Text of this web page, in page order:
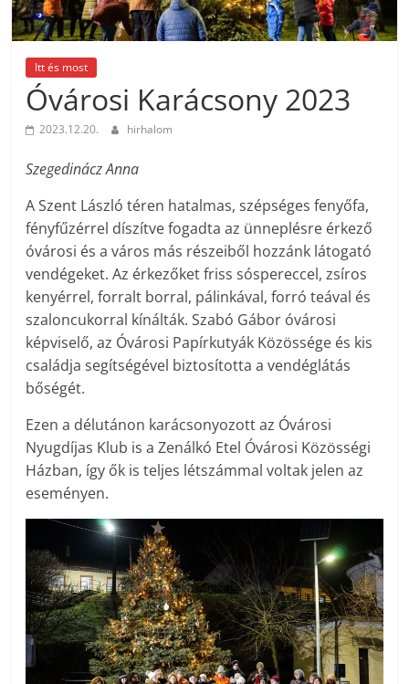
Itt és most
Óvárosi Karácsony 2023
2023.12.20. hirhalom
Szegedinácz Anna
A Szent László téren hatalmas, szépséges fenyőfa,
fényfűzérrel díszítve fogadta az ünneplésre érkező
óvárosi és a város más részeiből hozzánk látogató
vendégeket. Az érkezőket friss sóspereccel, zsíros
kenyérrel, forralt borral, pálinkával, forró teával és
szaloncukorral kínálták. Szabó Gábor óvárosi
képviselő, az Óvárosi Papírkutyák Közössége és kis
családja segítségével biztosította a vendéglátás
bőségét.
Ezen a délutánon karácsonyozott az Óvárosi
Nyugdíjas Klub is a Zenálkó Etel Óvárosi Közösségi
Házban, így ők is teljes létszámmal voltak jelen az
eseményen.